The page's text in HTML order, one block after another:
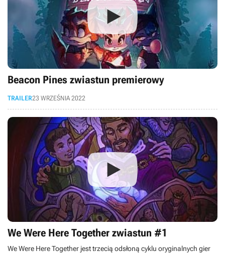
Beacon Pines zwiastun premierowy
TRAILER23 WRZEŚNIA 2022
We Were Here Together zwiastun #1
We Were Here Together jest trzecią odsłoną cyklu oryginalnych gier